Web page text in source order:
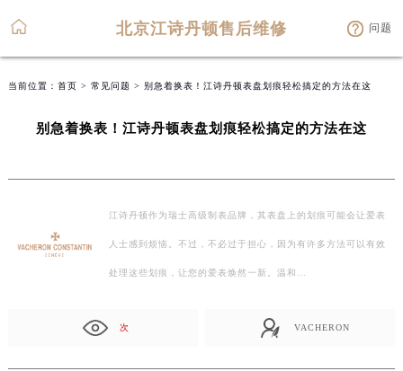
北京江诗丹顿售后维修 问题
当前位置： 首页 > 常见问题 > 别急着换表！江诗丹顿表盘划痕轻松搞定的方法在这
别急着换表！江诗丹顿表盘划痕轻松搞定的方法在这
江诗丹顿作为瑞士高级制表品牌，其表盘上的划痕可能会让爱表
人士感到烦恼。不过，不必过于担心，因为有许多方法可以有效
处理这些划痕，让您的爱表焕然一新。温和…
次 VACHERON